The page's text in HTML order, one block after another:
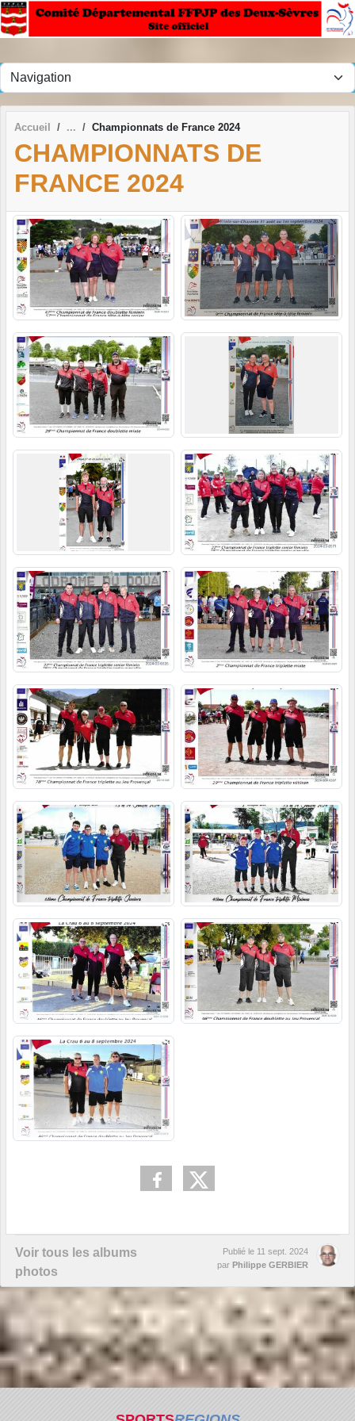
Accueil Championnats de France 2024
CHAMPIONNATS DE
FRANCE 2024
Voir tous les albums
photos
Publié le 11 sept. 2024
par Philippe GERBIER
Panneau de gestion des cookies